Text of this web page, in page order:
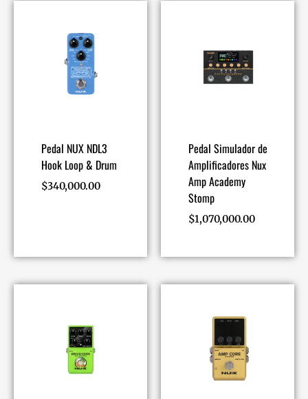
Pedal NUX NDL3
Hook Loop & Drum
$340,000.00
Pedal Simulador de
Amplificadores Nux
Amp Academy
Stomp
$1,070,000.00